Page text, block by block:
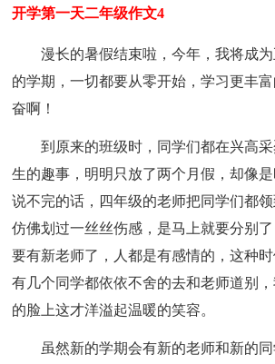
开学第一天二年级作文4
漫长的暑假结束啦，今年，我将成
的学期，一切都要从零开始，学习更丰
奋啊！
到原来的班级时，同学们都在兴高
生的趣事，明明只放了两个月假，却像
说不完的话，四年级的老师把同学们都
仿佛划过一丝丝伤感，是马上就要分别
要有新老师了，人都是有感情的，这种时
有几个同学都依依不舍的去和老师道别
的脸上这才洋溢起温暖的笑容。
虽然新的学期会有新的老师和新的